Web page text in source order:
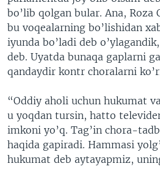
bo’lib qolgan bular. Ana, Roza
bu voqealarning bo’lishidan
iyunda bo’ladi deb
deb. Uyatda bunaqa gaplarni
qandaydir kontr choralarni
“Oddiy aholi uchun hukumat
u yoqdan tursin, hatto
imkoni yo’q. Tag’in chora-
haqida gapiradi. Hammasi
hukumat deb aytayapmiz,